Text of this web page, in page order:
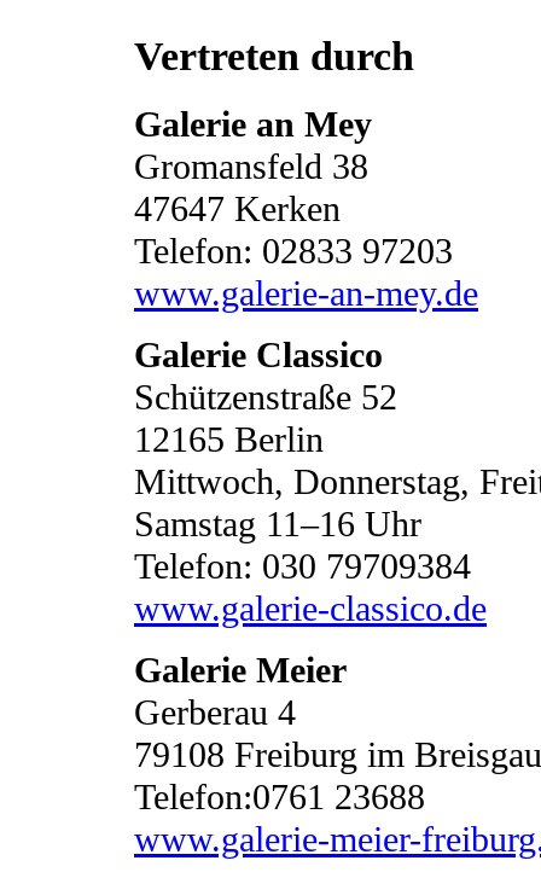
Vertreten durch
Galerie an Mey
Gromansfeld 38
47647 Kerken
Telefon: 02833 97203
www.galerie-an-mey.de
Galerie Classico
Schützenstraße 52
12165 Berlin
Mittwoch, Donnerstag,
Samstag 11–16 Uhr
Telefon: 030 79709384
www.galerie-classico.de
Galerie Meier
Gerberau 4
79108 Freiburg im Breisgau
Telefon:0761 23688
www.galerie-meier-